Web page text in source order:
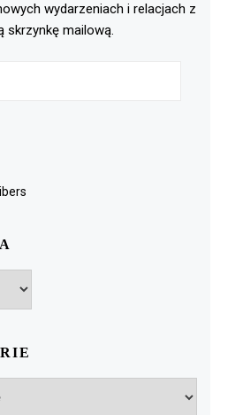
wydarzeniach i relacjach z
skrzynkę mailową.